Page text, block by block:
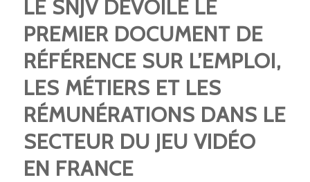
LE SNJV DÉVOILE LE
PREMIER DOCUMENT DE
RÉFÉRENCE SUR L’EMPLOI,
LES MÉTIERS ET LES
RÉMUNÉRATIONS DANS LE
SECTEUR DU JEU VIDÉO
EN FRANCE